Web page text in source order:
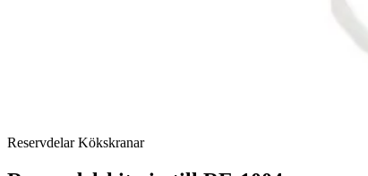
Reservdelar Kökskranar